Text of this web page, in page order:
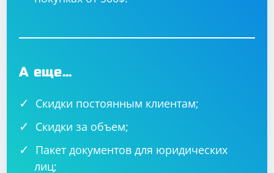
А еще...
Скидки постоянным клиентам;
Скидки за объем;
Пакет документов для юридических
лиц;